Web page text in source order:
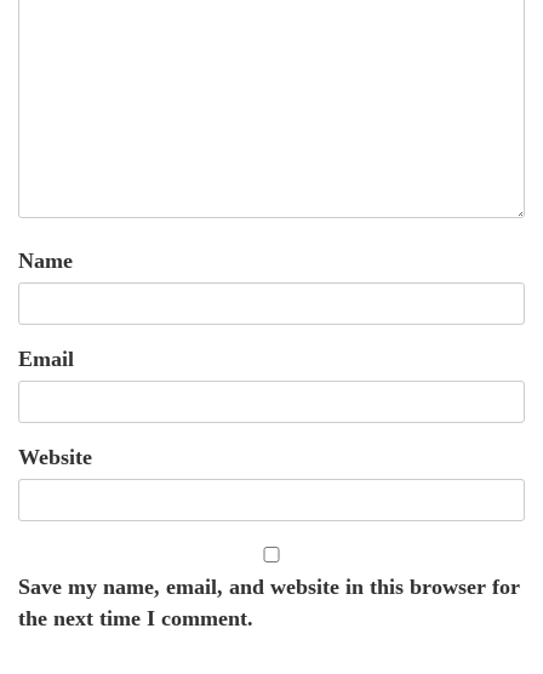
Name
Email
Website
Save my name, email, and website in this browser for
the next time I comment.